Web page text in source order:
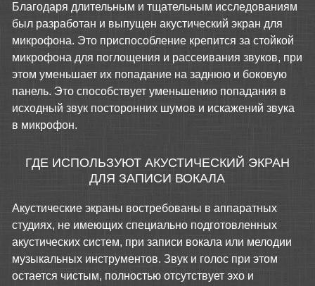
Благодаря длительным и тщательным исследованиям
был разработан и выпущен акустический экран для
микрофона. Это приспособление крепится за стойкой
микрофона для поглощения и рассеивания звуков, при
этом уменьшает их попадание на заднюю и боковую
панель. Это способствует уменьшению попадания в
исходный звук посторонних шумов и искажений звука
в микрофон.
ГДЕ ИСПОЛЬЗУЮТ АКУСТИЧЕСКИЙ ЭКРАН
ДЛЯ ЗАПИСИ ВОКАЛА
Акустические экраны востребованы в аппаратных
студиях, не имеющих специально подготовленных
акустических систем, при записи вокала или мелодии
музыкальных инструментов. Звук и голос при этом
остается чистым, полностью отсутствует эхо и